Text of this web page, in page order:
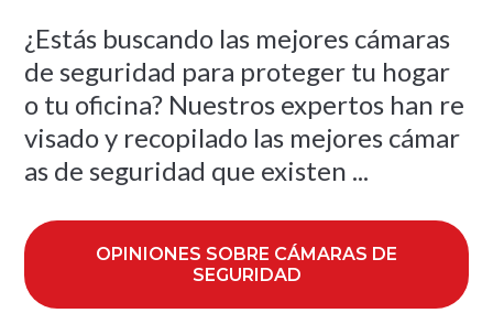
¿Estás buscando las mejores cámaras
de seguridad para proteger tu hogar
o tu oficina? Nuestros expertos han re
visado y recopilado las mejores cámar
as de seguridad que existen ...
OPINIONES SOBRE CÁMARAS DE
SEGURIDAD